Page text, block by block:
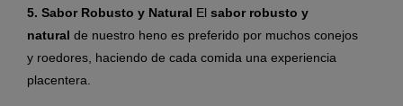
5. Sabor Robusto y Natural El sabor robusto y
natural de nuestro heno es preferido por muchos conejos
y roedores, haciendo de cada comida una experiencia
placentera.